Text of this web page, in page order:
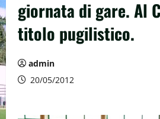
giornata di gare. Al
titolo pugilistico.
admin
20/05/2012